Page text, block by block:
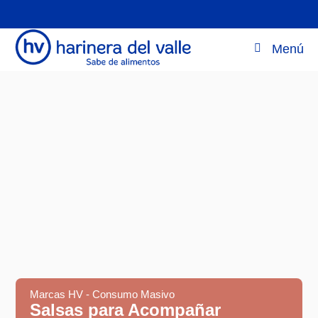
Menú
Salsas para Acompañar
Marcas HV - Consumo Masivo